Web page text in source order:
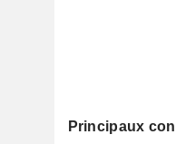
Principaux